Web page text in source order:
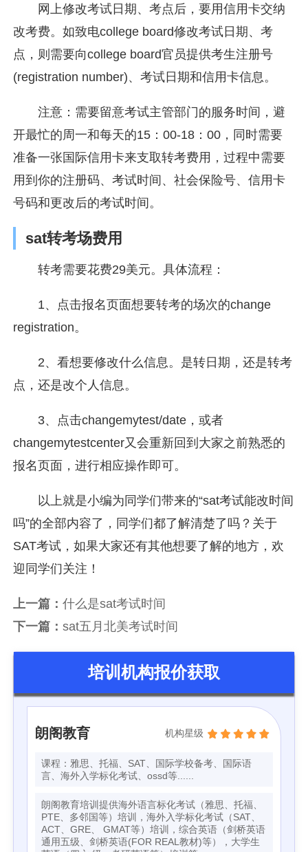
网上修改考试日期、考点后，要用信用卡交纳
改考费。如致电college board修改考试日期、考
点，则需要向college board官员提供考生注册号
(registration number)、考试日期和信用卡信息。
注意：需要留意考试主管部门的服务时间，避
开最忙的周一和每天的15：00-18：00，同时需要
准备一张国际信用卡来支取转考费用，过程中需要
用到你的注册码、考试时间、社会保险号、信用卡
号码和更改后的考试时间。
sat转考场费用
转考需要花费29美元。具体流程：
1、点击报名页面想要转考的场次的change
registration。
2、看想要修改什么信息。是转日期，还是转考
点，还是改个人信息。
3、点击changemytest/date，或者
changemytestcenter又会重新回到大家之前熟悉的
报名页面，进行相应操作即可。
以上就是小编为同学们带来的“sat考试能改时间
吗”的全部内容了，同学们都了解清楚了吗？关于
SAT考试，如果大家还有其他想要了解的地方，欢
迎同学们关注！
上一篇：什么是sat考试时间
下一篇：sat五月北美考试时间
培训机构报价获取
朗阁教育 机构星级
课程：雅思、托福、SAT、国际学校备考、国际语
言、海外入学标化考试、ossd等......
朗阁教育培训提供海外语言标化考试（雅思、托福、
PTE、多邻国等）培训，海外入学标化考试（SAT、
ACT、GRE、 GMAT等）培训，综合英语（剑桥英语
通用五级、剑桥英语(FOR REAL教材)等），大学生